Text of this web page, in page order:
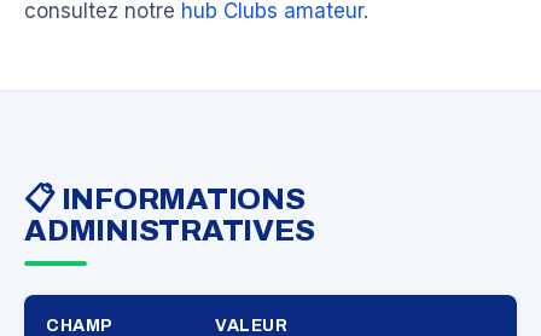
consultez notre hub Clubs amateur.
📋 INFORMATIONS
ADMINISTRATIVES
CHAMP VALEUR